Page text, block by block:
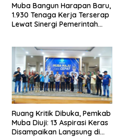
Muba Bangun Harapan Baru,
1.930 Tenaga Kerja Terserap
Lewat Sinergi Pemerintah
Ruang Kritik Dibuka, Pemkab
Muba Diuji: 13 Aspirasi Keras
Disampaikan Langsung di